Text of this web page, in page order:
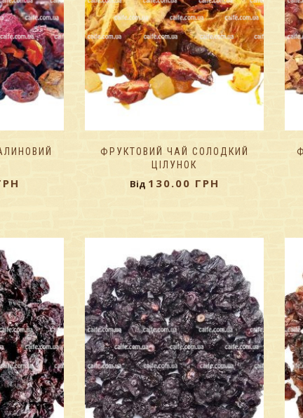
ФРУКТОВИЙ ЧАЙ СОЛОДКИЙ
ЦІЛУНОК
Від 130.00 ГРН